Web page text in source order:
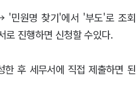
'민원명 찾기'에서 '부도'로 조회
진행하면 신청할 수있다.
한 후 세무서에 직접 제출하면 된